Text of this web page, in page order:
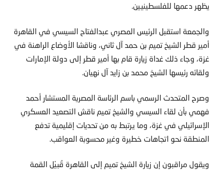
يظهر دعمها للفلسطينيين.
والجمعة استقبل الرئيس المصري عبدالفتاح السيسي في القاهرة
أمير قطر الشيخ تميم بن حمد آل ثاني، وناقشا الأوضاع الراهنة في
غزة، وجاء ذلك غداة زيارة قام بها أمير قطر إلى دولة الإمارات
ولقائه رئيسها الشيخ محمد بن زايد آل نهيان.
وصرح المتحدث الرسمي باسم الرئاسة المصرية المستشار أحمد
فهمي بأن لقاء السيسي والشيخ تميم ناقش التصعيد العسكري
الإسرائيلي في غزة، وما يرتبط به من تحديات إقليمية تدفع
المنطقة نحو اتجاهات خطيرة وغير محسوبة العواقب.
ويقول مراقبون إن زيارة الشيخ تميم إلى القاهرة قُبيْل القمة